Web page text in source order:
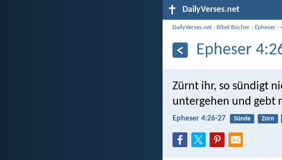
DailyVerses.net
DailyVerses.net › Bibel Bücher › Epheser ›
Epheser
Zürnt ihr, so sündigt
untergehen und gebt
Epheser 4:26-27 Sünde Zorn